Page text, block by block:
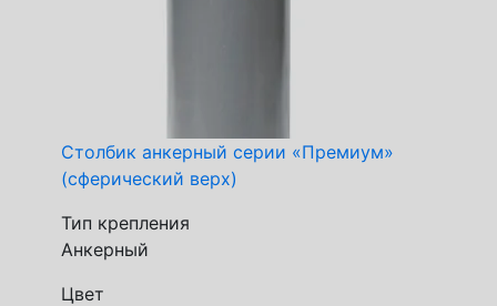
Столбик анкерный серии «Премиум»
(сферический верх)
Тип крепления
Анкерный
Цвет